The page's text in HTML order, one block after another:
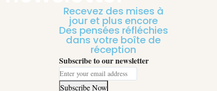
Recevez des mises à
jour et plus encore
Des pensées réfléchies
dans votre boîte de
réception
Subscribe to our newsletter
Subscribe Now